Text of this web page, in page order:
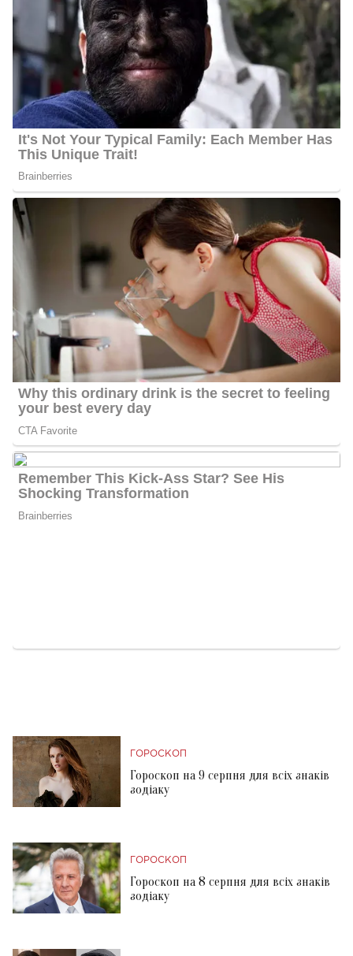
ГОРОСКОП
Гороскоп на 9 серпня для всіх знаків
зодіаку
ГОРОСКОП
Гороскоп на 8 серпня для всіх знаків
зодіаку